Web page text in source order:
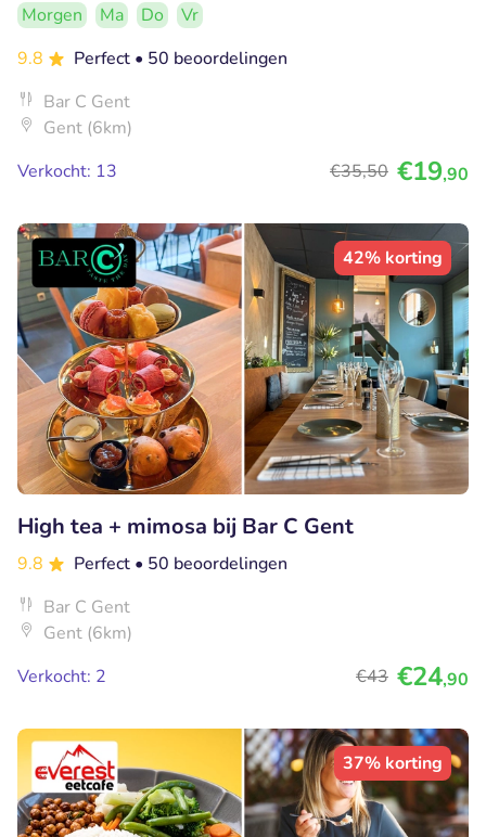
Morgen Ma Do
Vr
9.8
Perfect • 50 beoordelingen
Bar C Gent
Gent (6km)
Verkocht: 13
€35,50 €19,90
42% korting
High tea + mimosa bij Bar C Gent
9.8 Perfect • 50 beoordelingen
Bar C Gent
Gent (6km)
Verkocht: 2
€43 €24,90
37% korting